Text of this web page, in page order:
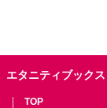
エタニティブックス
TOP